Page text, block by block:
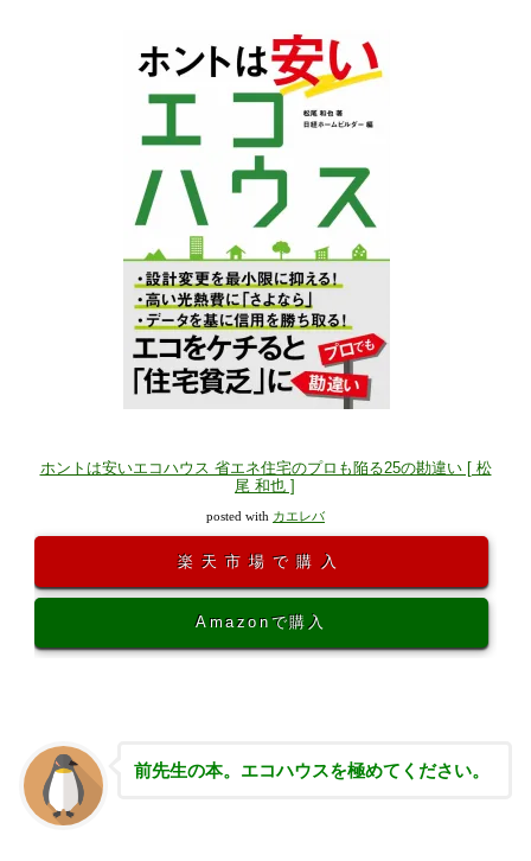
ホントは安いエコハウス 省エネ住宅のプロも陥る25の勘違い [ 松
尾 和也 ]
posted with カエレバ
楽天市場で購入
Amazonで購入
前先生の本。エコハウスを極めてください。